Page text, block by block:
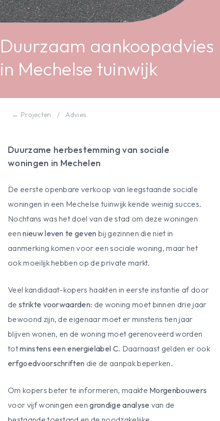
Duurzaam aankoopadvies
in Mechelse tuinwijk
← Projecten / Advies
Duurzame herbestemming van sociale
woningen in Mechelen
De eerste openbare verkoop van leegstaande sociale
woningen in een Mechelse tuinwijk kende weinig succes.
Nochtans was het doel van de stad om deze woningen
eennieuw leven te geven bij gezinnen die niet in
aanmerking komen voor een sociale woning, maar het
ook moeilijk hebben op de private markt.
Veel kandidaat-kopers haakten in eerste instantie af door
de strikte voorwaarden: de woning moet binnen drie jaar
bewoond zijn, de eigenaar moet er minstens tien jaar
blijven wonen, en de woning moet gerenoveerd worden
totminstens een energielabel C. Daarnaast gelden er ook
erfgoedvoorschriften die de aanpak beperken.
Om kopers beter te informeren, maakte Morgenbouwers
voor vijf woningen eengrondige analyse van de